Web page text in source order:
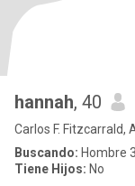
hannah, 40
Carlos F. Fitzcarrald,
Buscando: Hombre
Tiene Hijos: No